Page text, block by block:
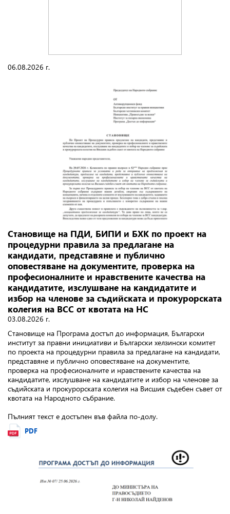
06.08.2026 г.
Становище на ПДИ, БИПИ и БХК по проект на
процедурни правила за предлагане на
кандидати, представяне и публично
оповестяване на документите, проверка на
професионалните и нравствените качества на
кандидатите, изслушване на кандидатите и
избор на членове за съдийската и прокурорската
колегия на ВСС от квотата на НС
03.08.2026 г.
Становище на Програма достъп до информация, Български
институт за правни инициативи и Български хелзински комитет
по проекта на процедурни правила за предлагане на кандидати,
представяне и публично оповестяване на документите,
проверка на професионалните и нравствените качества на
кандидатите, изслушване на кандидатите и избор на членове за
съдийската и прокурорската колегия на Висшия съдебен съвет от
квотата на Народното събрание.
Пълният текст е достъпен във файла по-долу.
PDF